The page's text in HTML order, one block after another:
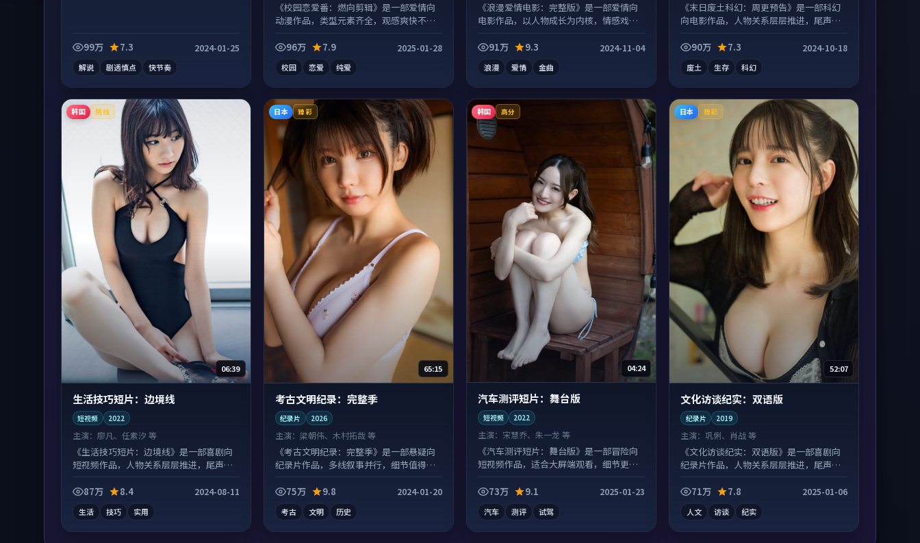
99万 7.3 2024-01-25
解说 剧透慎点 快节奏
《校园恋爱番：燃向剪辑》是一部爱情向
动漫作品，类型元素齐全，观感爽快不拖
96万
7.9 2025-01-28
校园 恋爱 纯爱
《浪漫爱情电影：完整版》是一部爱情向
电影作品，以人物成长为内核，情感戏份
91万
9.3 2024-11-04
浪漫 爱情 金曲
《末日废土科幻：周更预告》是一部科幻
向电影作品，人物关系层层推进，尾声常
90万
7.3 2024-10-18
废土 生存 科幻
韩国 院线
06:39
生活技巧短片：边境线
短视频 2022
主演： 廖凡、任素汐 等
《生活技巧短片：边境线》是一部喜剧向
短视频作品，人物关系层层推进，尾声常
87万
8.4 2024-08-11
生活 技巧 实用
日本 臻彩
65:15
考古文明纪录：完整季
纪录片 2026
主演：梁朝伟、木村拓哉 等
《考古文明纪录：完整季》是一部悬疑向
纪录片作品，多线叙事并行，细节值得二
75万
9.8 2024-01-20
考古 文明 历史
韩国 高分
04:24
汽车测评短片：舞台版
短视频 2022
主演： 宋慧乔、朱一龙 等
《汽车测评短片：舞台版》是一部冒险向
短视频作品，适合大屏端观看，细节更丰
73万
9.1 2025-01-23
汽车 测评 试驾
日本 臻彩
52:07
文化访谈纪实：双语版
纪录片 2019
主演：巩俐、肖战 等
《文化访谈纪实：双语版》是一部喜剧向
纪录片作品，人物关系层层推进，尾声常
71万
7.8 2025-01-06
人文 访谈 纪实